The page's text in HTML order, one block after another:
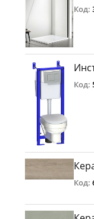
Код:
Код:
Код: